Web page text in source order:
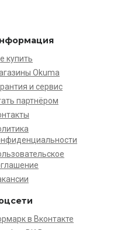
купить
Okuma
и сервис
партнёром
в Вконтакте